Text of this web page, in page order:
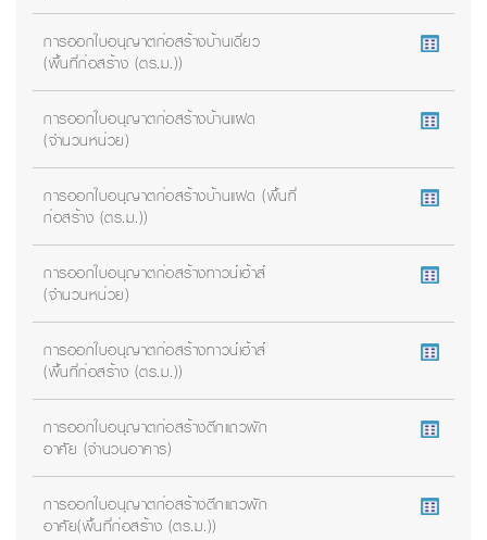
การออกใบอนุญาตก่อสร้างบ้านเดี่ยว
(พื้นที่ก่อสร้าง (ตร.ม.))
การออกใบอนุญาตก่อสร้างบ้านแฝด
(จำนวนหน่วย)
การออกใบอนุญาตก่อสร้างบ้านแฝด (พื้นที่
ก่อสร้าง (ตร.ม.))
การออกใบอนุญาตก่อสร้างทาวน์เฮ้าส์
(จำนวนหน่วย)
การออกใบอนุญาตก่อสร้างทาวน์เฮ้าส์
(พื้นที่ก่อสร้าง (ตร.ม.))
การออกใบอนุญาตก่อสร้างตึกแถวพัก
อาศัย (จำนวนอาคาร)
การออกใบอนุญาตก่อสร้างตึกแถวพัก
อาศัย(พื้นที่ก่อสร้าง (ตร.ม.))